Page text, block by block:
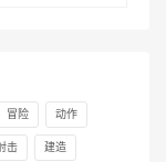
冒险 动作
击 建造